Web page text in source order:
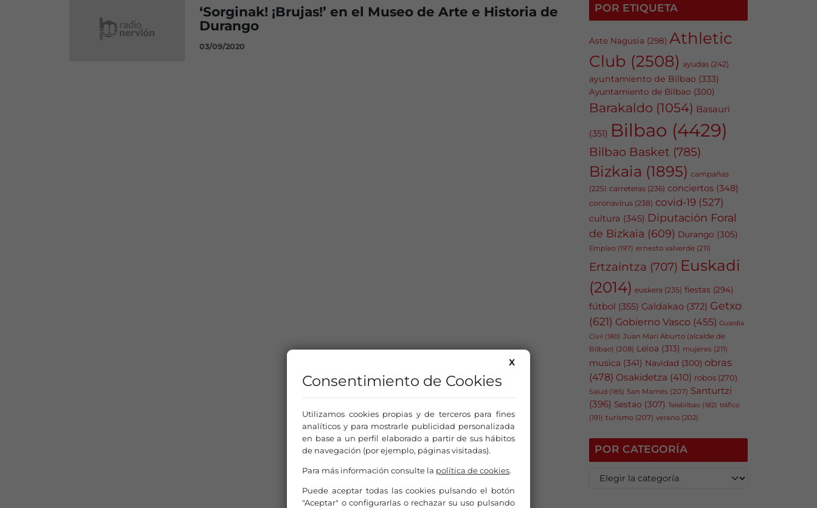
‘Sorginak! ¡Brujas!’ en el Museo de Arte e Historia de
Durango
03/09/2020
POR ETIQUETA
Aste Nagusia (298) Athletic
Club (2508) ayudas (242)
ayuntamiento de Bilbao (333)
Ayuntamiento de Bilbao (300)
Barakaldo (1054) Basauri
(351) Bilbao (4429)
Bilbao Basket (785)
Bizkaia (1895) campañas
(225) carreteras (236) conciertos (348)
coronavirus (238) covid-19 (527)
cultura (345) Diputación Foral
de Bizkaia (609) Durango (305)
Empleo (197) ernesto valverde (211)
Ertzaintza (707) Euskadi
(2014) euskera (235) fiestas (294)
fútbol (355) Galdakao (372) Getxo
(621) Gobierno Vasco (455) Guardia
Civil (180) Juan Mari Aburto (alcalde de
Bilbao) (208) Leioa (313) mujeres (211)
musica (341) Navidad (300) obras
(478) Osakidetza (410) robos (270)
Salud (185) San Mamés (207) Santurtzi
(396) Sestao (307) Telebilbao (182) tráfico
(191) turismo (207) verano (202)
POR CATEGORÍA
X
Consentimiento de Cookies
Utilizamos cookies propias y de terceros para fines
analíticos y para mostrarle publicidad personalizada
en base a un perfil elaborado a partir de sus hábitos
de navegación (por ejemplo, páginas visitadas).
Para más información consulte la política de cookies.
Puede aceptar todas las cookies pulsando el botón
"Aceptar" o configurarlas o rechazar su uso pulsando